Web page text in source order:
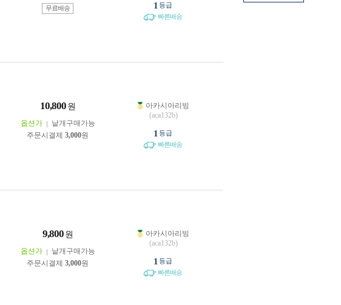
무료배송 1 등급
빠른배송
10,800 원
옵션가
낱개구매가능
주문시결제 3,000원
아카시아리빙
(aca132b)
1 등급
빠른배송
9,800 원
옵션가
낱개구매가능
주문시결제 3,000원
아카시아리빙
(aca132b)
1 등급
빠른배송